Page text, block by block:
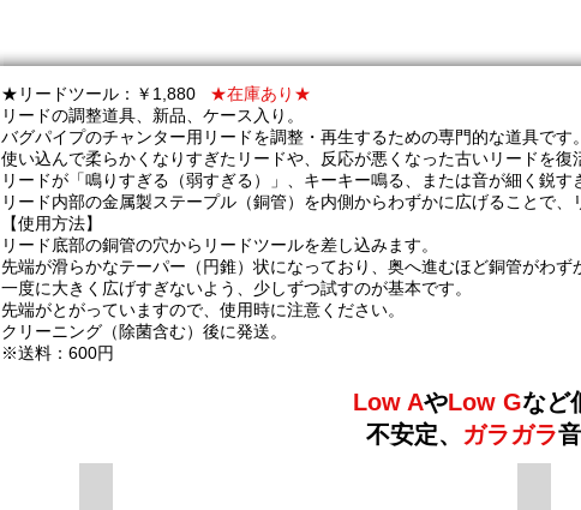
★リードツール：￥1,880 ★在庫あり★
リードの調整道具、新品、ケース入り。
バグパイプのチャンター用リードを調整・再生するための専門的な道具です。
使い込んで柔らかくなりすぎたリードや、反応が悪くなった古いリードを復
リードが「鳴りすぎる（弱すぎる）」、キーキー鳴る、または音が細く鋭
リード内部の金属製ステープル（銅管）を内側からわずかに広げることで
【使用方法】
リード底部の銅管の穴からリードツールを差し込みます。
先端が滑らかなテーパー（円錐）状になっており、奥へ進むほど銅管がわず
一度に大きく広げすぎないよう、少しずつ試すのが基本です。
先端がとがっていますので、使用時に注意ください。
クリーニング（除菌含む）後に発送。
※送料：600円
Low AやLow Gなど
不安定、
ガラガラ